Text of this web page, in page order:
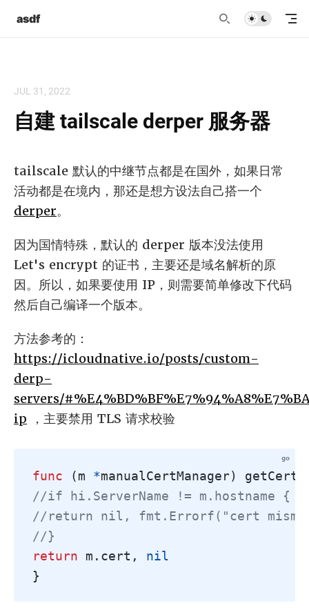
asdf
JUL 31, 2022
自建 tailscale derper 服务器
tailscale 默认的中继节点都是在国外，如果日常
活动都是在境内，那还是想方设法自己搭一个
derper。
因为国情特殊，默认的 derper 版本没法使用
Let's encrypt 的证书，主要还是域名解析的原
因。所以，如果要使用 IP，则需要简单修改下代码
然后自己编译一个版本。
方法参考的：
https://icloudnative.io/posts/custom-
derp-
servers/
ip ，主要禁用 TLS 请求校验
func (m *manualCertManager)
//if hi.ServerName != m.hostname {
//return nil, fmt.Errorf("cert
//}
return
m . cert ,
nil
}